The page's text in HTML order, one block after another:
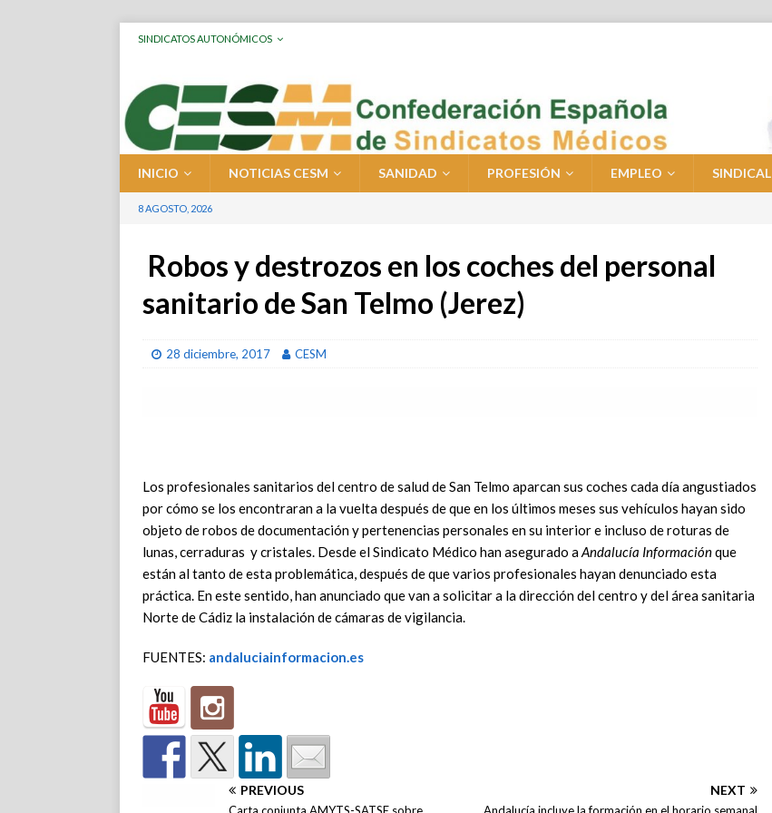
SINDICATOS AUTONÓMICOS
INICIO NOTICIAS CESM SANIDAD PROFESIÓN EMPLEO SINDICAL
8 AGOSTO, 2026
Robos y destrozos en los coches del personal
sanitario de San Telmo (Jerez)
28 diciembre, 2017 CESM
Los profesionales sanitarios del centro de salud de San Telmo aparcan sus coches cada día angustiados
por cómo se los encontraran a la vuelta después de que en los últimos meses sus vehículos hayan sido
objeto de robos de documentación y pertenencias personales en su interior e incluso de roturas de
lunas, cerraduras y cristales. Desde el Sindicato Médico han asegurado aAndalucía Informaciónque
están al tanto de esta problemática, después de que varios profesionales hayan denunciado esta
práctica. En este sentido, han anunciado que van a solicitar a la dirección del centro y del área sanitaria
Norte de Cádiz la instalación de cámaras de vigilancia.
FUENTES: andaluciainformacion.es
PREVIOUS NEXT